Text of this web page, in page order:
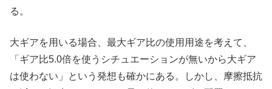
る。
大ギアを用いる場合、最大ギア比の使用用途を考えて、
「ギア比5.0倍を使うシチュエーションが無いから大ギア
は使わない」という発想も確かにある。しかし、摩擦抵抗